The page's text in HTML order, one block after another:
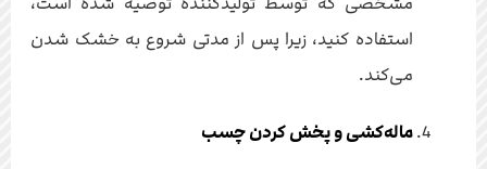
استفاده کنید، زیرا پس از مدتی شروع به خشک شدن
می‌کند.
ماله‌کشی و پخش کردن چسب